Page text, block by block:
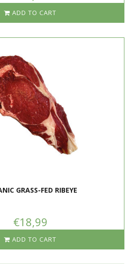
ADD TO CART
GRASS-FED RIBEYE
€18,99
ADD TO CART